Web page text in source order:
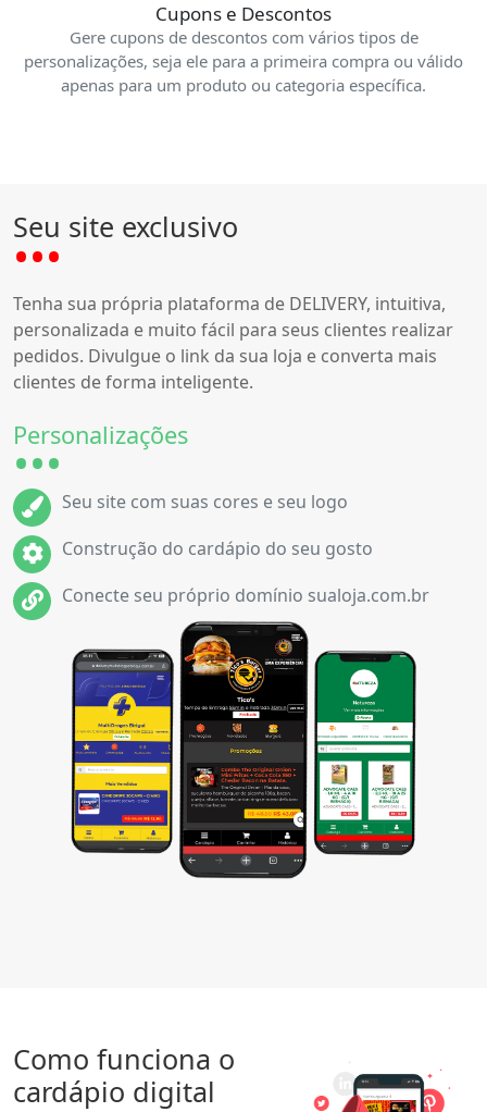
Cupons e Descontos
Gere cupons de descontos com vários tipos de
personalizações, seja ele para a primeira compra ou válido
apenas para um produto ou categoria específica.
Seu site exclusivo
Tenha sua própria plataforma de DELIVERY, intuitiva,
personalizada e muito fácil para seus clientes realizar
pedidos. Divulgue o link da sua loja e converta mais
clientes de forma inteligente.
Personalizações
Seu site com suas cores e seu logo
Construção do cardápio do seu gosto
Conecte seu próprio domínio sualoja.com.br
Como funciona o
cardápio digital